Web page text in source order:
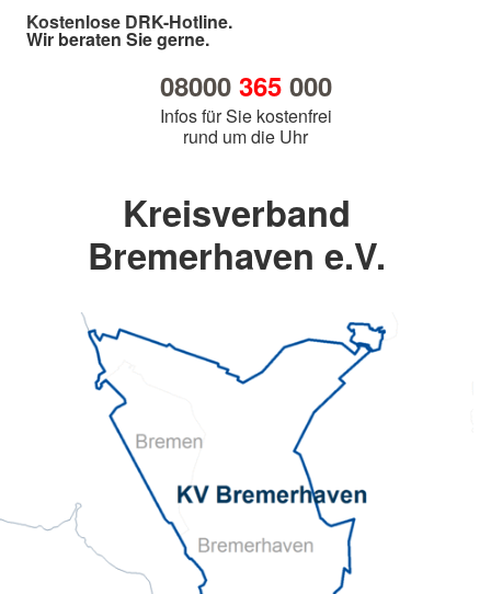
Kostenlose DRK-Hotline.
Wir beraten Sie gerne.
08000 365000
Infos für Sie kostenfrei
rund um die Uhr
Kreisverband
Bremerhaven e.V.